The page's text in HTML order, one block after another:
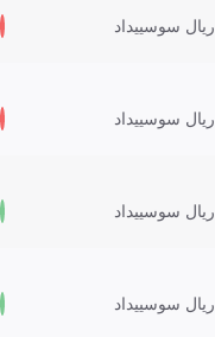
ريال سوسييداد
ريال سوسييداد
ريال سوسييداد
ريال سوسييداد